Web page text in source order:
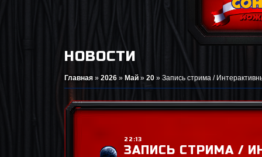
НОВОСТИ
Главная » 2026 » Май » 20 » Запись стрима /
22:13
ЗАПИСЬ СТРИМА /